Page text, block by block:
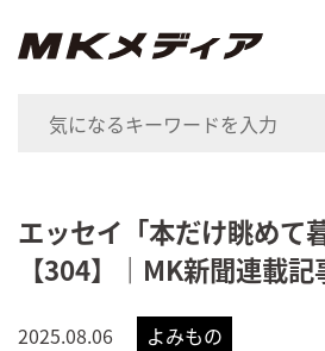
エッセイ「本だけ眺めて
【304】｜MK新聞連載記
2025.08.06 よみもの